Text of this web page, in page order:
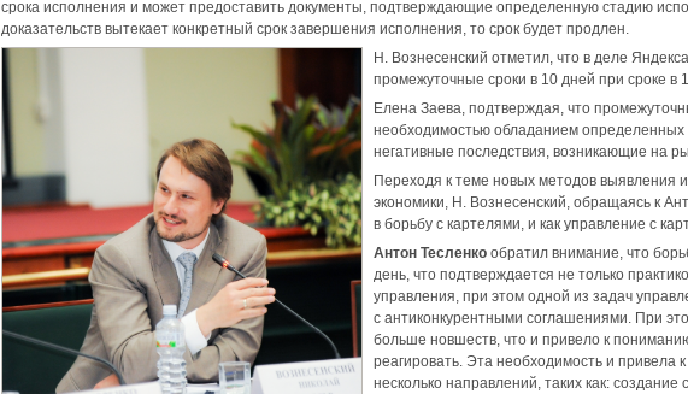
срока исполнения и может предоставить документы, подтверждающие определенную стадию
доказательств вытекает конкретный срок завершения исполнения, то срок будет продлен.
Н. Вознесенский отметил, что в деле
промежуточные сроки в 10 дней при сроке
Елена Заева, подтверждая, что
необходимостью обладанием определенных
негативные последствия, возникающие на
Переходя к теме новых методов выявления
экономики, Н. Вознесенский, обращаясь к
в борьбу с картелями, и как управление с
Антон Тесленко обратил внимание, что
день, что подтверждается не только
управления, при этом одной из задач
с антиконкурентными соглашениями. При
больше новшеств, что и привело к
реагировать. Эта необходимость и привела
несколько направлений, таких как: